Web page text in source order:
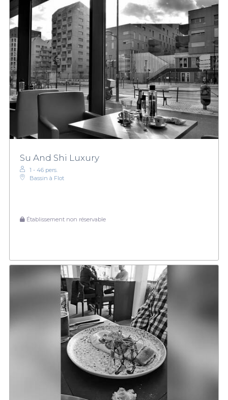
Su And Shi Luxury
1 - 46 pers.
Bassin à Flot
Établissement non réservable